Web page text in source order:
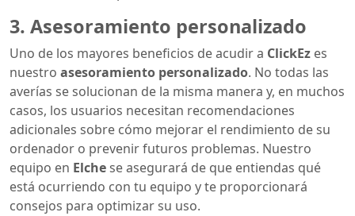
3. Asesoramiento personalizado
Uno de los mayores beneficios de acudir a ClickEz es
nuestro asesoramiento personalizado. No todas las
averías se solucionan de la misma manera y, en muchos
casos, los usuarios necesitan recomendaciones
adicionales sobre cómo mejorar el rendimiento de su
ordenador o prevenir futuros problemas. Nuestro
equipo en Elchese asegurará de que entiendas qué
está ocurriendo con tu equipo y te proporcionará
consejos para optimizar su uso.